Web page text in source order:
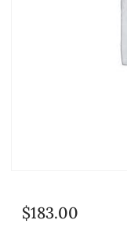
$183.00